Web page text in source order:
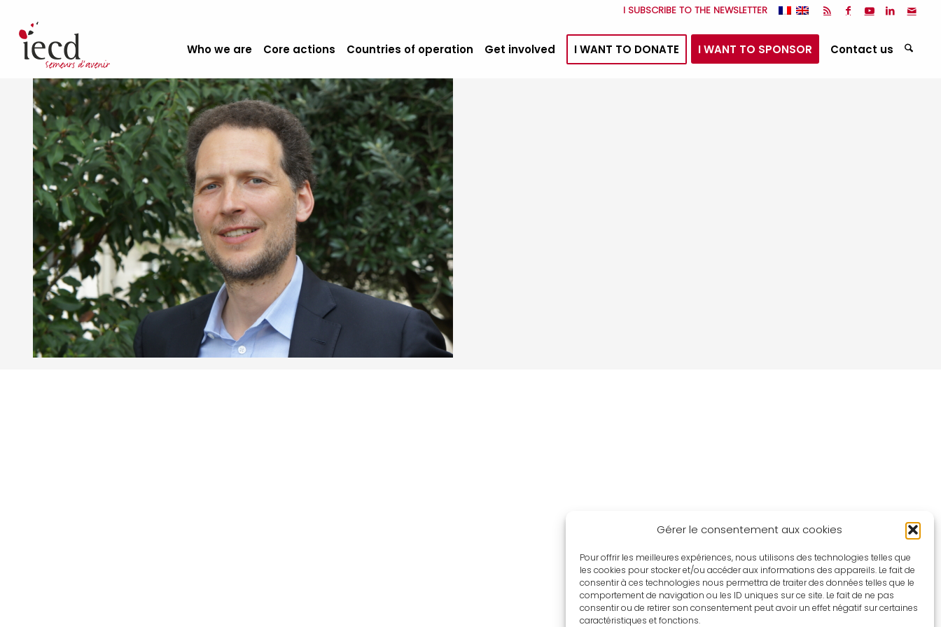
Gérer le consentement aux cookies
Pour offrir les meilleures expériences, nous utilisons des technologies telles que
les cookies pour stocker et/ou accéder aux informations des appareils. Le fait de
consentir à ces technologies nous permettra de traiter des données telles que le
comportement de navigation ou les ID uniques sur ce site. Le fait de ne pas
consentir ou de retirer son consentement peut avoir un effet négatif sur certaines
caractéristiques et fonctions.
I SUBSCRIBE TO THE NEWSLETTER
Who we are Core actions Countries of operation Get involved I WANT TO DONATE I WANT TO SPONSOR Contact us